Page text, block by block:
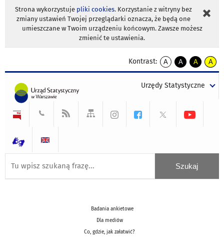
Strona wykorzystuje pliki cookies. Korzystanie z witryny bez
zmiany ustawień Twojej przeglądarki oznacza, że będą one
umieszczane w Twoim urządzeniu końcowym. Zawsze możesz
zmienić te ustawienia.
Kontrast:
A
kontrast
A
kontrast
tekst
czarnym
A
kontrast
tekst
czarnym
A
tekst
żółtym
Urzędy Statystyczne
Badania ankietowe
Dla mediów
Co, gdzie, jak załatwić?